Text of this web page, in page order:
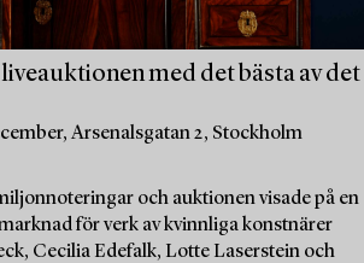
med det bästa av det
Arsenalsgatan 2, Stockholm
och auktionen visade på en
för verk av kvinnliga konstnärer
Cecilia Edefalk, Lotte Laserstein och